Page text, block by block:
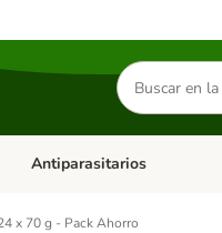
Buscar
productos
Gatos
Menú de categoria abierto:
Antiparasitarios
x 70 g - Pack Ahorro